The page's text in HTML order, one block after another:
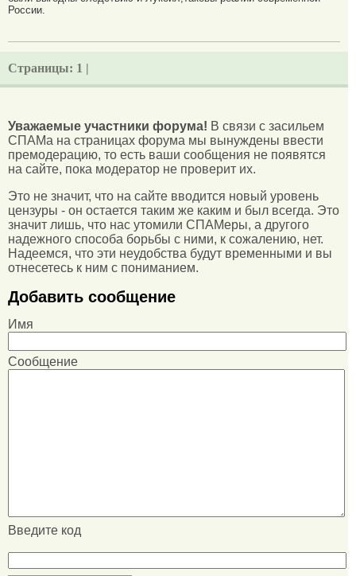
России.
Страницы: 1 |
Уважаемые участники форума! В связи с засильем
СПАМа на страницах форума мы вынуждены ввести
премодерацию, то есть ваши сообщения не появятся
на сайте, пока модератор не проверит их.
Это не значит, что на сайте вводится новый уровень
цензуры - он остается таким же каким и был всегда. Это
значит лишь, что нас утомили СПАМеры, а другого
надежного способа борьбы с ними, к сожалению, нет.
Надеемся, что эти неудобства будут временными и вы
отнесетесь к ним с пониманием.
Добавить сообщение
Имя
Сообщение
Введите код